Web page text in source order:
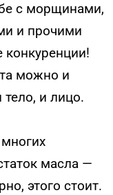
с морщинами,
и прочими
можно и
и лицо.
масла —
этого стоит.